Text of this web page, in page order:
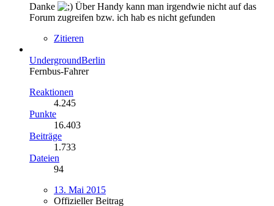
Danke
Über Handy kann man irgendwie nicht auf das
Forum zugreifen bzw. ich hab es nicht gefunden
Zitieren
UndergroundBerlin
Fernbus-Fahrer
Reaktionen
4.245
Punkte
16.403
Beiträge
1.733
Dateien
94
13. Mai 2015
Offizieller Beitrag